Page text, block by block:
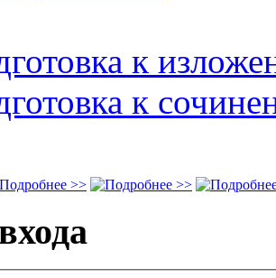
к
к